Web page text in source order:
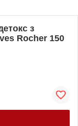
з
Rocher 150